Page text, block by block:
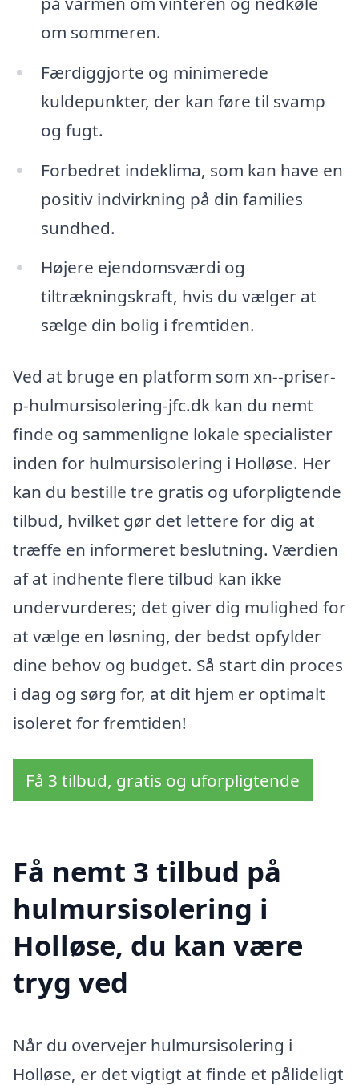
om sommeren.
Færdiggjorte og minimerede
kuldepunkter, der kan føre til svamp
og fugt.
Forbedret indeklima, som kan have en
positiv indvirkning på din families
sundhed.
Højere ejendomsværdi og
tiltrækningskraft, hvis du vælger at
sælge din bolig i fremtiden.
Ved at bruge en platform som xn--priser-
p-hulmursisolering-jfc.dk kan du nemt
finde og sammenligne lokale specialister
inden for hulmursisolering i Holløse. Her
kan du bestille tre gratis og uforpligtende
tilbud, hvilket gør det lettere for dig at
træffe en informeret beslutning. Værdien
af at indhente flere tilbud kan ikke
undervurderes; det giver dig mulighed for
at vælge en løsning, der bedst opfylder
dine behov og budget. Så start din proces
i dag og sørg for, at dit hjem er optimalt
isoleret for fremtiden!
Få 3 tilbud, gratis og uforpligtende
Få nemt 3 tilbud på
hulmursisolering i
Holløse, du kan være
tryg ved
Når du overvejer hulmursisolering i
Holløse, er det vigtigt at finde et pålideligt